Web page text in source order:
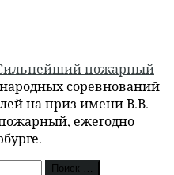
пожарный
соревнований
на приз имени В.В.
ежегодно
Поиск …